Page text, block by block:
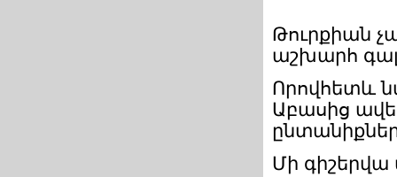
Թուրքիան
աշխարհ
Որովհետև
Աբասից
Մի գիշերվա